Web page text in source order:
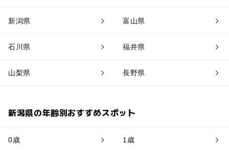
新潟県 富山県
石川県 福井県
山梨県 長野県
新潟県の年齢別おすすめスポット
0歳 1歳